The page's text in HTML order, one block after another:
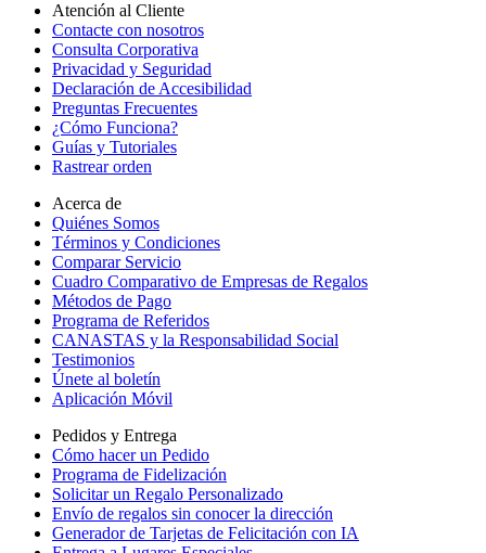
Atención al Cliente
Contacte con nosotros
Consulta Corporativa
Privacidad y Seguridad
Declaración de Accesibilidad
Preguntas Frecuentes
¿Cómo Funciona?
Guías y Tutoriales
Rastrear orden
Acerca de
Quiénes Somos
Términos y Condiciones
Comparar Servicio
Cuadro Comparativo de Empresas de Regalos
Métodos de Pago
Programa de Referidos
CANASTAS y la Responsabilidad Social
Testimonios
Únete al boletín
Aplicación Móvil
Pedidos y Entrega
Cómo hacer un Pedido
Programa de Fidelización
Solicitar un Regalo Personalizado
Envío de regalos sin conocer la dirección
Generador de Tarjetas de Felicitación con IA